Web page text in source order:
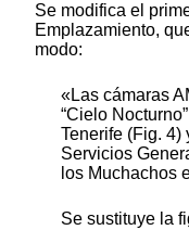
Se modifica el
Emplazamiento,
modo:
«Las cámaras
“Cielo
Tenerife (Fig.
Servicios
los Muchachos
Se sustituye la